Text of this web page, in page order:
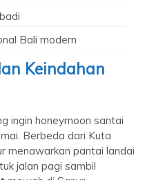
Bali modern
Keindahan
ingin honeymoon santai
Berbeda dari Kuta
menawarkan pantai landai
jalan pagi sambil